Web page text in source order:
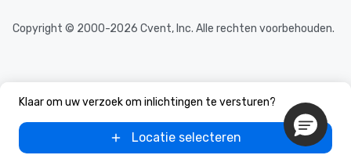
Klaar om uw verzoek om inlichtingen te versturen?
Locatie selecteren
Copyright © 2000-2026 Cvent, Inc. Alle rechten voorbehouden.